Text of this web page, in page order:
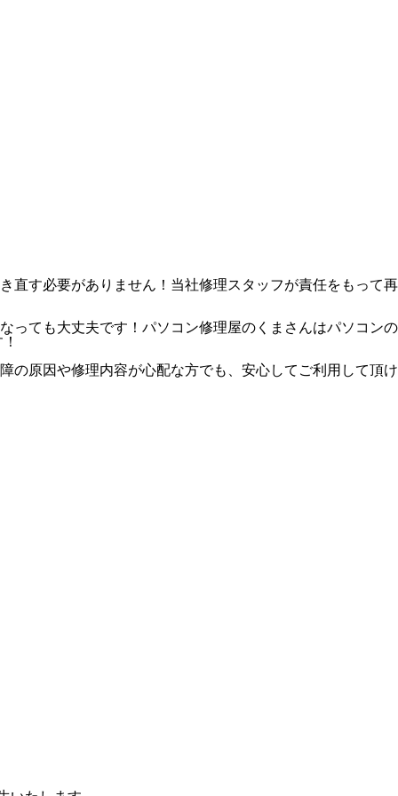
直す必要がありません！当社修理スタッフが責任をもって再
っても大丈夫です！パソコン修理屋のくまさんはパソコンの
の原因や修理内容が心配な方でも、安心してご利用して頂け